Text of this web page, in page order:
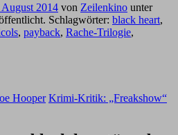
August 2014 von Zeilenkino unter
Schlagwörter: black heart,
, payback, Rache-Trilogie,
Hooper Krimi-Kritik: „Freakshow“